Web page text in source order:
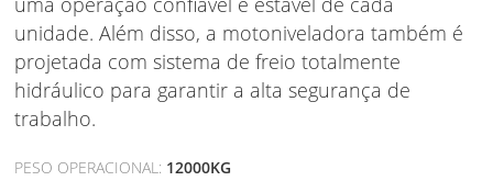
unidade. Além disso, a motoniveladora também é
projetada com sistema de freio totalmente
hidráulico para garantir a alta segurança de
trabalho.
PESO OPERACIONAL: 12000KG